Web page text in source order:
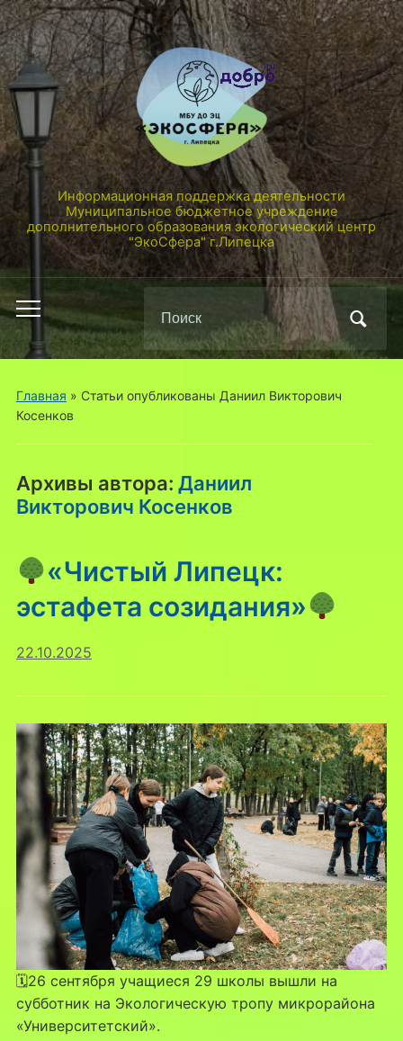
Информационная поддержка деятельности
Муниципальное бюджетное учреждение
дополнительного образования экологический центр
"ЭкоСфера" г.Липецка
Переключить
мобильное
меню
по:
Главная » Статьи опубликованы Даниил Викторович
Косенков
Архивы автора: Даниил
Викторович Косенков
«Чистый Липецк:
эстафета созидания»
22.10.2025
🗓26 сентября учащиеся 29 школы вышли на
субботник на Экологическую тропу микрорайона
«Университетский».